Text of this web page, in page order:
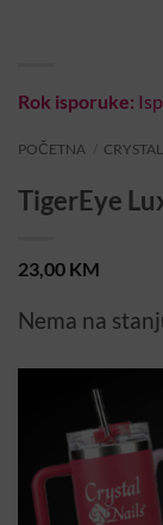
Rok isporuke:
POČETNA
TigerEye
23,00 KM
Nema na